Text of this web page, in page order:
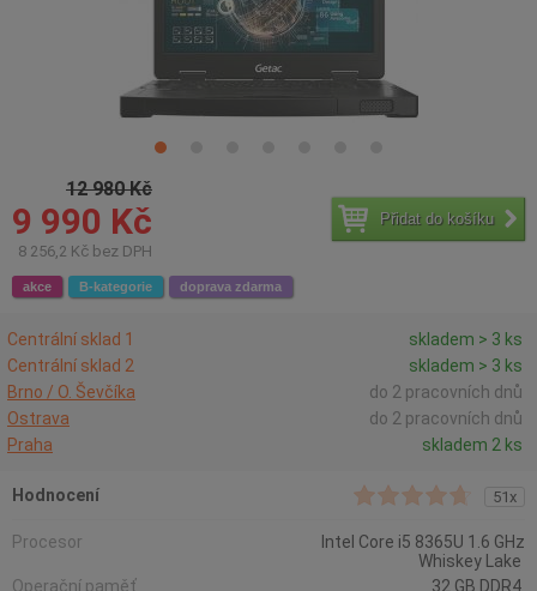
12 980 Kč
9 990 Kč
8 256,2 Kč bez DPH
Přidat do košíku
akce B-kategorie doprava zdarma
Centrální sklad 1
skladem > 3 ks
Centrální sklad 2
skladem > 3 ks
Brno / O. Ševčíka
do 2 pracovních dnů
Ostrava
do 2 pracovních dnů
Praha
skladem 2 ks
Hodnocení 51x
Procesor
Intel Core i5 8365U 1.6 GHz
Whiskey Lake
Operační paměť
32 GB DDR4